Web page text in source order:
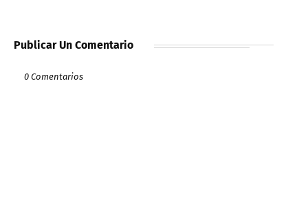
Publicar Un Comentario
0 Comentarios